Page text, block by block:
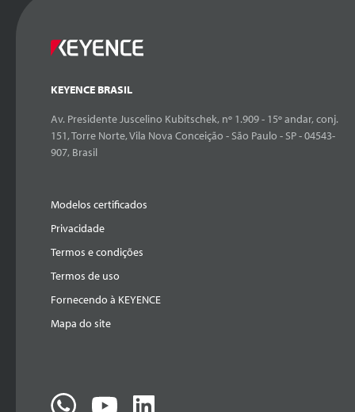
KEYENCE BRASIL
Av. Presidente Juscelino Kubitschek, nº 1.909 - 15º andar, conj.
151, Torre Norte, Vila Nova Conceição - São Paulo - SP - 04543-
907, Brasil
Modelos certificados
Privacidade
Termos e condições
Termos de uso
Fornecendo à KEYENCE
Mapa do site